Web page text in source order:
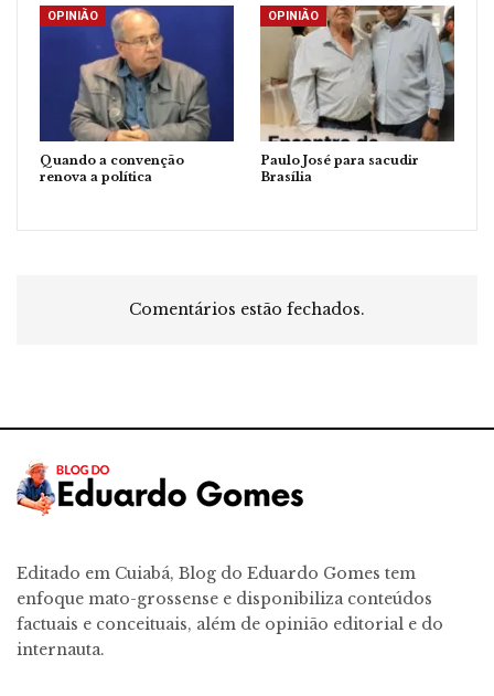
OPINIÃO
Quando a convenção
renova a política
OPINIÃO
Paulo José para sacudir
Brasília
Comentários estão fechados.
Editado em Cuiabá, Blog do Eduardo Gomes tem
enfoque mato-grossense e disponibiliza conteúdos
factuais e conceituais, além de opinião editorial e do
internauta.